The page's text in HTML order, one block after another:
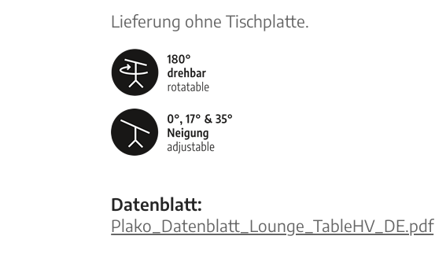
Lieferung ohne Tischplatte.
Datenblatt:
Plako_Datenblatt_Lounge_TableHV_DE.pdf